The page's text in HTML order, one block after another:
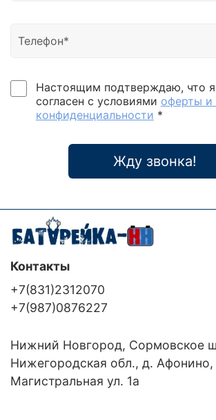
Настоящим подтверждаю, что
согласен с условиями оферты и
конфиденциальности *
Жду звонка!
Контакты
+7(831)2312070
+7(987)0876227
Нижний Новгород, Сормовское
Нижегородская обл., д. Афонино,
Магистральная ул. 1а